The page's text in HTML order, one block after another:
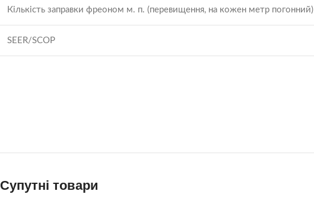
Кількість заправки фреоном м. п. (перевищення, на кожен метр погонний)
SEER/SCOP
Супутні товари